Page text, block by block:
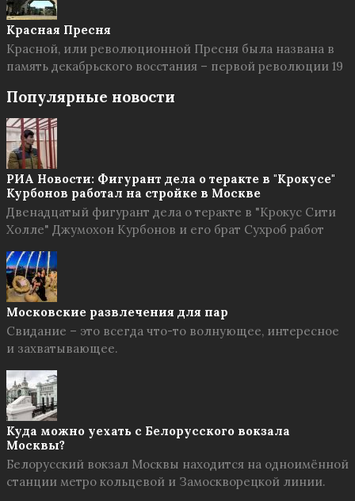
Красная Пресня
Красной, или революционной Пресня была названа в
память декабрьского восстания – первой революции 19
Популярные новости
РИА Новости: Фигурант дела о теракте в "Крокусе"
Курбонов работал на стройке в Москве
Двенадцатый фигурант дела о теракте в "Крокус Сити
Холле" Джумохон Курбонов и его брат Сухроб работ
Московские развлечения для пар
Свидание – это всегда что-то волнующее, интересное
и захватывающее.
Куда можно уехать с Белорусского вокзала
Москвы?
Белорусский вокзал Москвы находится на одноимённой
станции метро кольцевой и Замоскворецкой линии.